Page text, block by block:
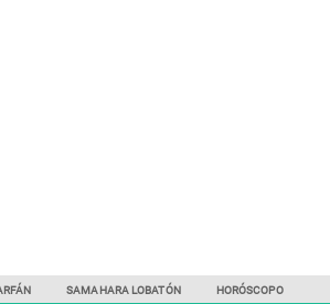
SAMAHARA LOBATÓN HORÓSCOPO